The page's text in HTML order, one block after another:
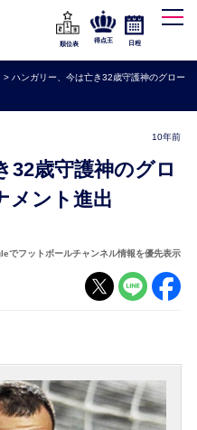
順位表
得点王 日程
> ハンガリー、今は亡き32歳守護神のグロー
10年前
メント進出
でフットボールチャンネル情報を優先表示